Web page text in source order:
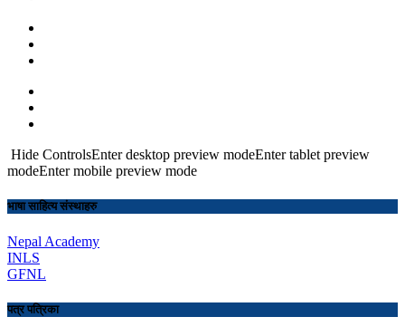
Hide ControlsEnter desktop preview modeEnter tablet preview
modeEnter mobile preview mode
भाषा साहित्य संस्थाहरु
Nepal Academy
INLS
GFNL
पत्र पत्रिका